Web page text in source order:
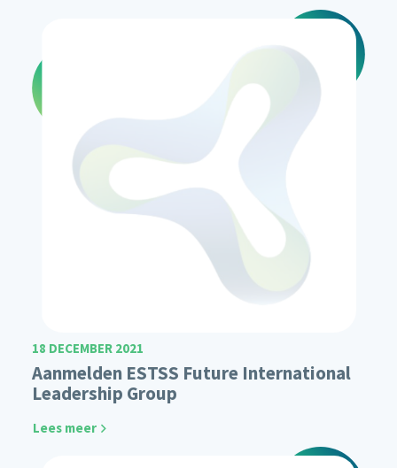
18 DECEMBER 2021
Aanmelden ESTSS Future International
Leadership Group
Lees meer